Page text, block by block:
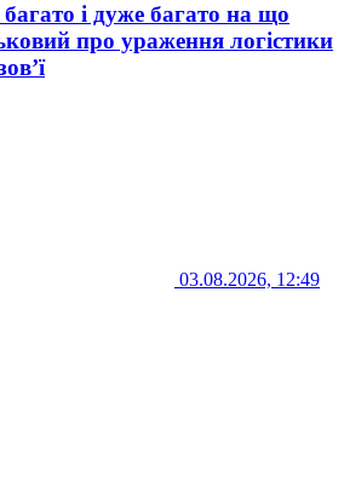
і дуже багато на що
про ураження логістики
03.08.2026, 12:49